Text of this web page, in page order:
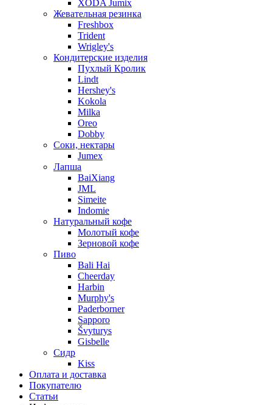
XODA Jumix
Жевательная резинка
Freshbox
Trident
Wrigley's
Кондитерские изделия
Пухлый Кролик
Lindt
Hershey's
Kokola
Milka
Oreo
Dobby
Соки, нектары
Jumex
Лапша
BaiXiang
JML
Simeite
Indomie
Натуральный кофе
Молотый кофе
Зерновой кофе
Пиво
Bali Hai
Cheerday
Harbin
Murphy's
Paderborner
Sapporo
Švyturys
Gisbelle
Сидр
Kiss
Оплата и доставка
Покупателю
Статьи